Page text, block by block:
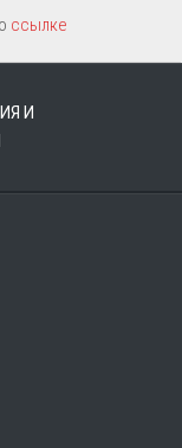
ссылке
И